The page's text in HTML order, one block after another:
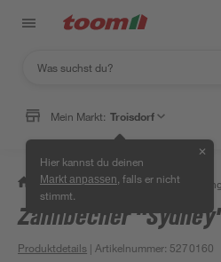
Mein Markt: Troisdorf
Hier kannst du deinen
Markt anpassen , falls er nicht
stimmt.
✕
/ Bad & Sanitär / Bad-Ausstattung
Zahnbecher
Produktdetails | Artikelnummer: 5270160